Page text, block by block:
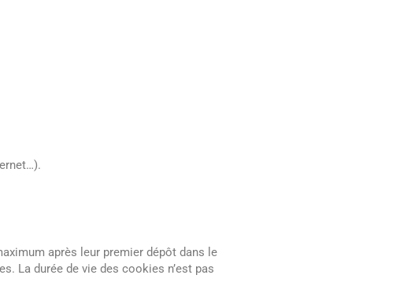
après leur premier dépôt dans le
La durée de vie des cookies n’est pas